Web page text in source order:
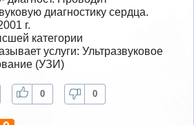
диагностику сердца.
г.
категории
услуги: Ультразвуковое
(УЗИ)
0 0